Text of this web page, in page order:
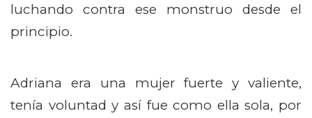
luchando contra ese monstruo desde el
principio.
Adriana era una mujer fuerte y valiente,
tenía voluntad y así fue como ella sola, por